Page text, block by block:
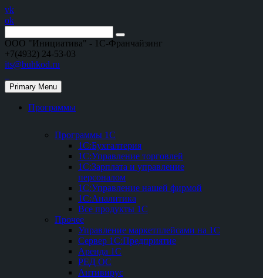
vk
ok
ООО "Инициатива" - 1С-Франчайзинг
+7(4932) 24-53-03
its@buhkod.ru
Primary Menu
Программы
Программы 1С
1С:Бухгалтерия
1С:Управление торговлей
1С:Зарплата и управление
персоналом
1С:Управление нашей фирмой
1С:Аналитика
Все продукты 1С
Прочее
Управление маркетплейсами на 1С
Сервер 1С:Предприятие
Аренда 1С
РЕД ОС
Антивирус